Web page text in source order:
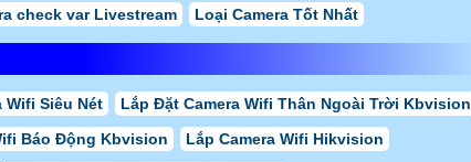
check var Livestream Loại Camera Tốt Nhất
Wifi Siêu Nét
Lắp Đặt Camera Wifi Thân Ngoài Trời Kbvision
Báo Động Kbvision
Lắp Camera Wifi Hikvision